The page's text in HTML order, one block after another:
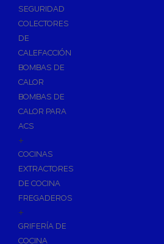
SEGURIDAD
COLECTORES
DE
CALEFACCIÓN
BOMBAS DE
CALOR
BOMBAS DE
CALOR PARA
ACS
+
COCINAS
EXTRACTORES
DE COCINA
FREGADEROS
+
GRIFERÍA DE
COCINA